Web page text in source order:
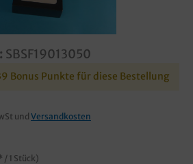
SBSF19013050
Bonus Punkte für diese Bestellung
und Versandkosten
1 Stück)